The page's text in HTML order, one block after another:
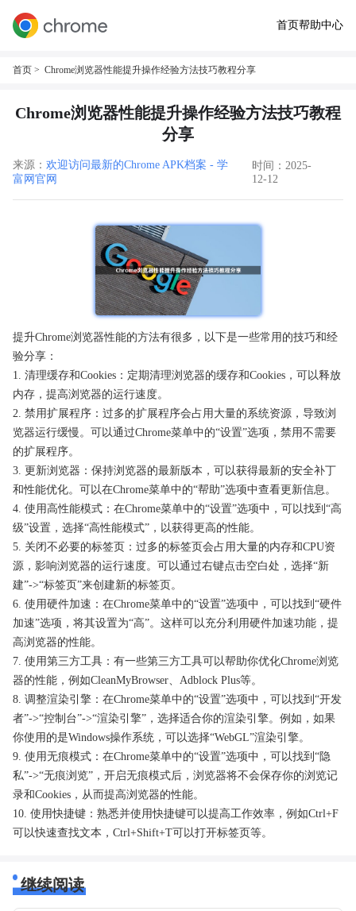
首页帮助中心
首页 > Chrome浏览器性能提升操作经验方法技巧教程分享
Chrome浏览器性能提升操作经验方法技巧教程
分享
来源： 欢迎访问最新的Chrome APK档案 - 学
富网官网
时间：2025-
12-12
提升Chrome浏览器性能的方法有很多，以下是一些常用的技巧和经
验分享：
1. 清理缓存和Cookies：定期清理浏览器的缓存和Cookies，可以释放
内存，提高浏览器的运行速度。
2. 禁用扩展程序：过多的扩展程序会占用大量的系统资源，导致浏
览器运行缓慢。可以通过Chrome菜单中的“设置”选项，禁用不需要
的扩展程序。
3. 更新浏览器：保持浏览器的最新版本，可以获得最新的安全补丁
和性能优化。可以在Chrome菜单中的“帮助”选项中查看更新信息。
4. 使用高性能模式：在Chrome菜单中的“设置”选项中，可以找到“高
级”设置，选择“高性能模式”，以获得更高的性能。
5. 关闭不必要的标签页：过多的标签页会占用大量的内存和CPU资
源，影响浏览器的运行速度。可以通过右键点击空白处，选择“新
建”->“标签页”来创建新的标签页。
6. 使用硬件加速：在Chrome菜单中的“设置”选项中，可以找到“硬件
加速”选项，将其设置为“高”。这样可以充分利用硬件加速功能，提
高浏览器的性能。
7. 使用第三方工具：有一些第三方工具可以帮助你优化Chrome浏览
器的性能，例如CleanMyBrowser、Adblock Plus等。
8. 调整渲染引擎：在Chrome菜单中的“设置”选项中，可以找到“开发
者”->“控制台”->“渲染引擎”，选择适合你的渲染引擎。例如，如果
你使用的是Windows操作系统，可以选择“WebGL”渲染引擎。
9. 使用无痕模式：在Chrome菜单中的“设置”选项中，可以找到“隐
私”->“无痕浏览”，开启无痕模式后，浏览器将不会保存你的浏览记
录和Cookies，从而提高浏览器的性能。
10. 使用快捷键：熟悉并使用快捷键可以提高工作效率，例如Ctrl+F
可以快速查找文本，Ctrl+Shift+T可以打开标签页等。
继续阅读